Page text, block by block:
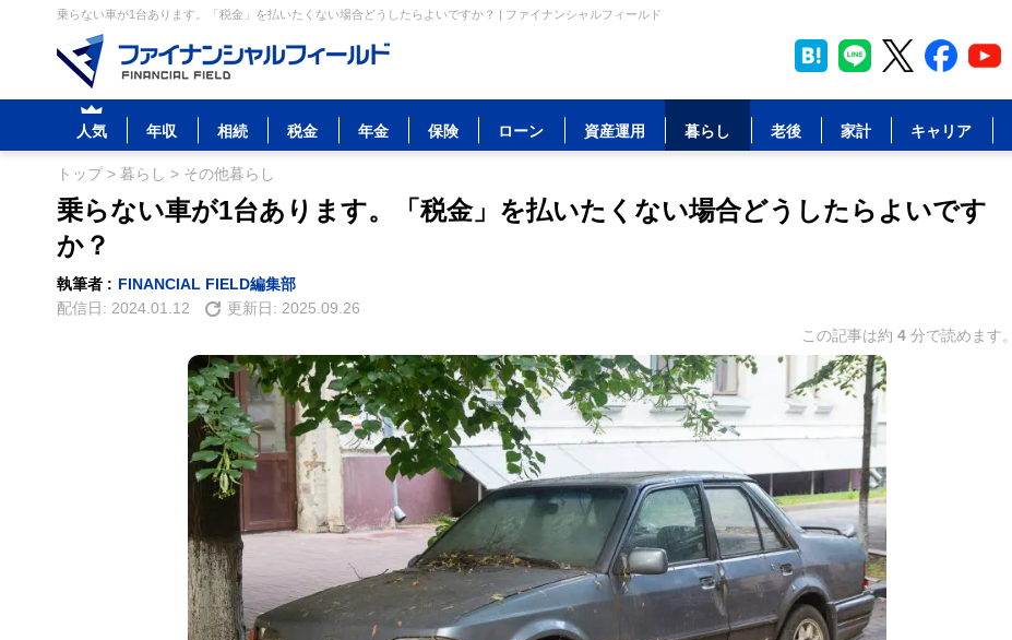
乗らない車が1台あります。「税金」を払いたくない場合どうしたらよいですか？ | ファイナンシャルフィールド
人気 年収 相続 税金 年金 保険 ローン 資産運用 暮らし 老後 家計 キャリア
トップ> 暮らし > その他暮らし
乗らない車が1台あります。「税金」を払いたくない場合どうしたらよいです
か？
執筆者 : FINANCIAL FIELD編集部
配信日: 2024.01.12 更新日: 2025.09.26
この記事は約 4 分で読めます。